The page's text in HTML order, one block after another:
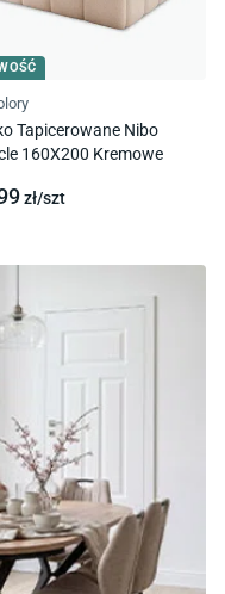
Tapicerowane Nibo
160X200 Kremowe
zł/szt